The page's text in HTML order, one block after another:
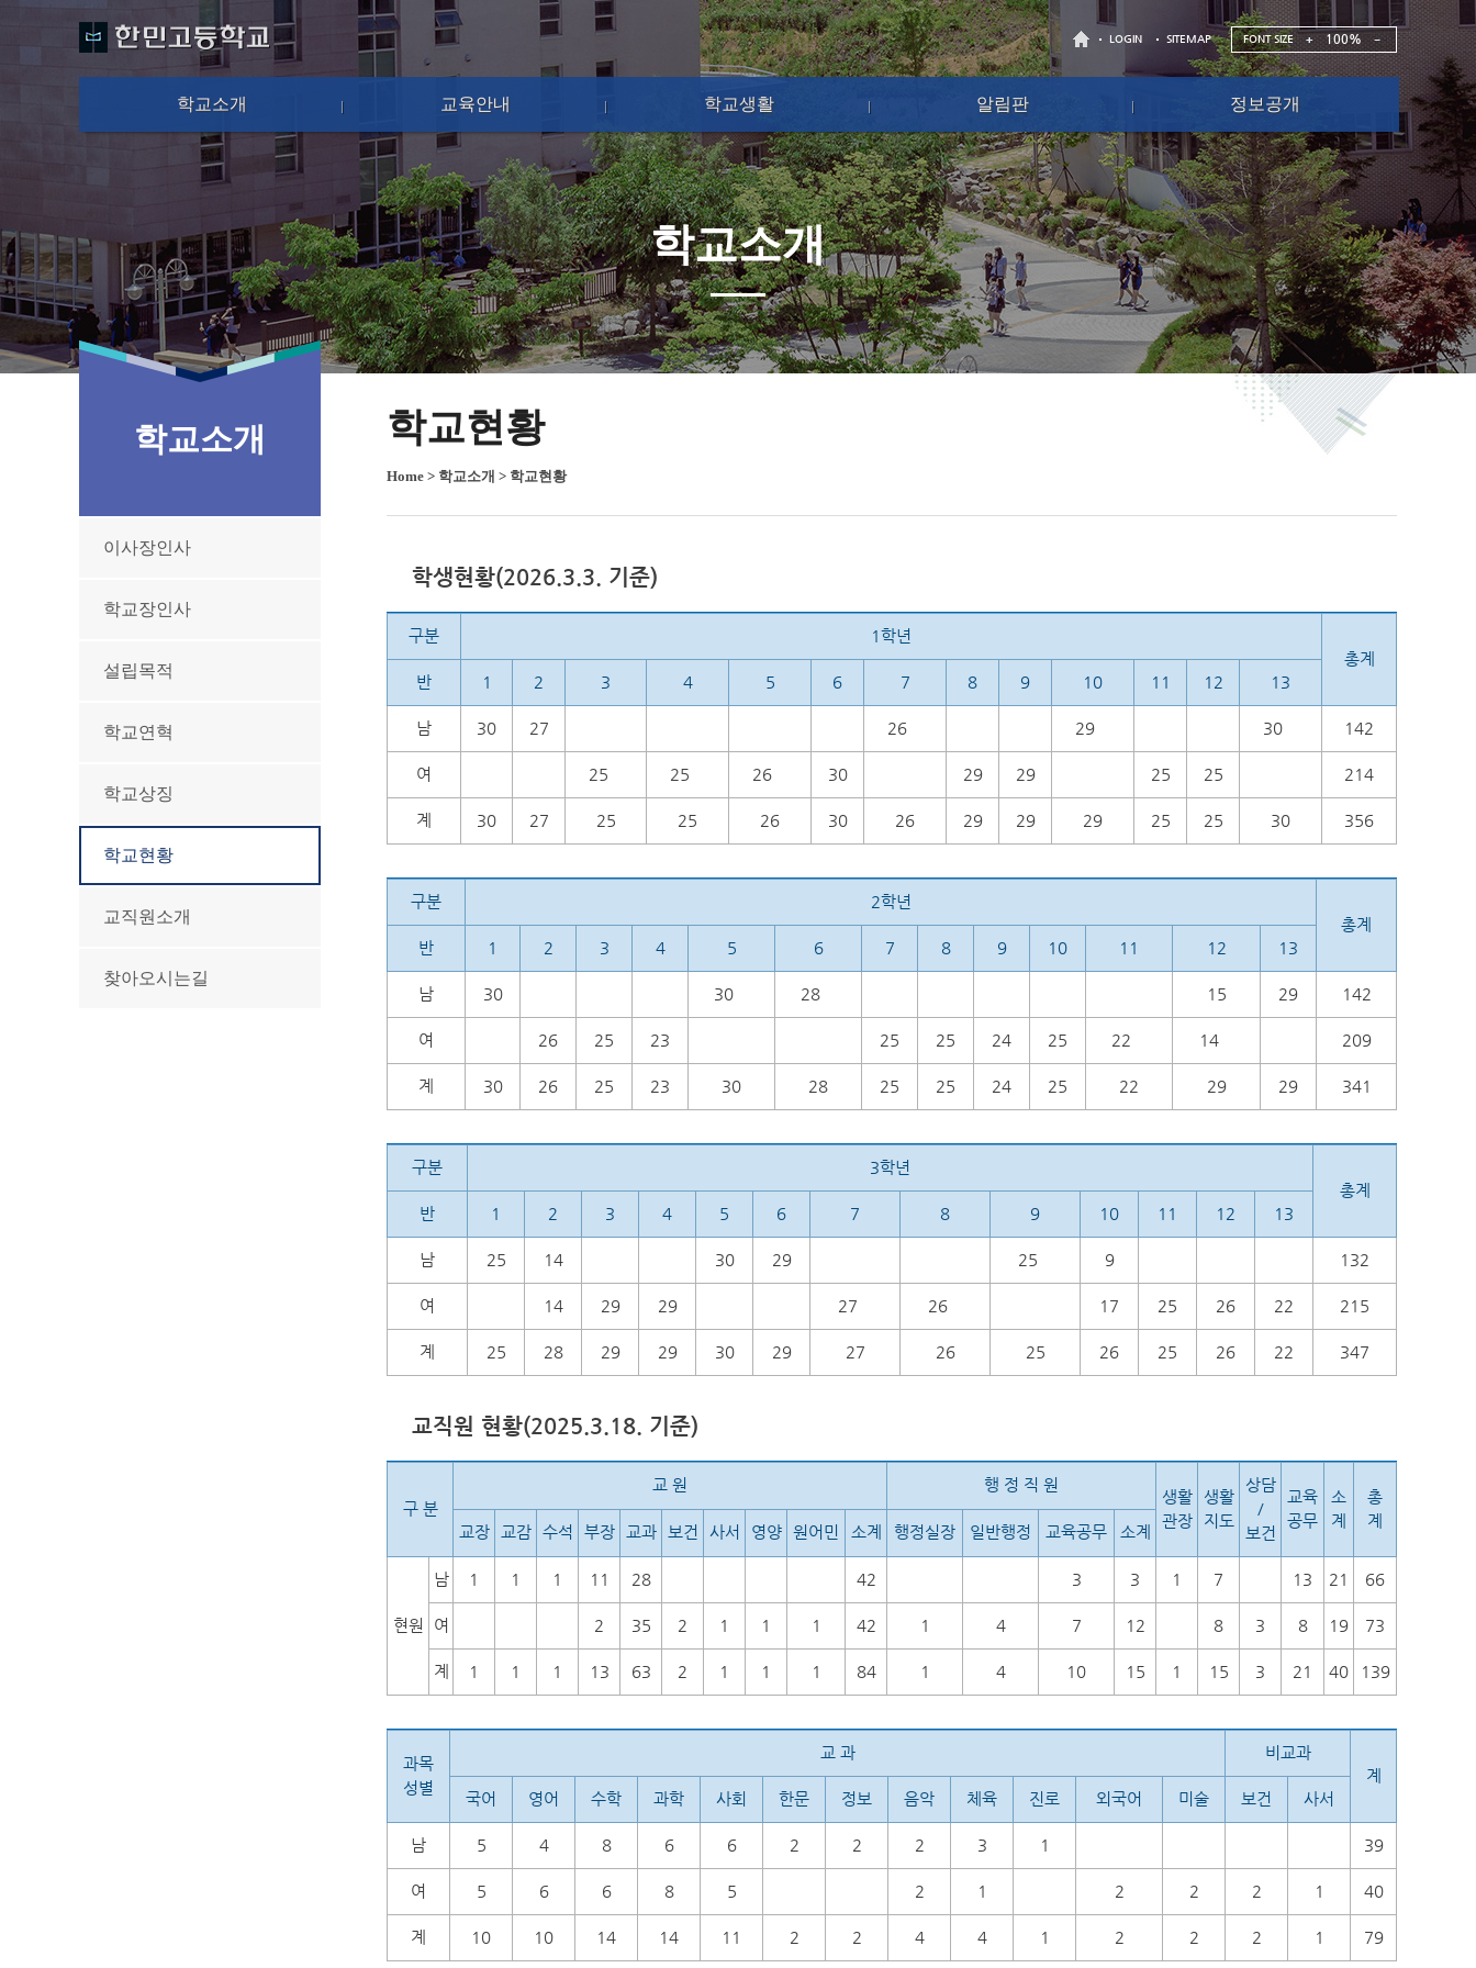
LOGIN SITEMAP FONT SIZE 100%
학교소개 교육안내 학교생활 알림판 정보공개
학교소개
학교소개
이사장인사
학교장인사
설립목적
학교연혁
학교상징
학교현황
교직원소개
찾아오시는길
Home > 학교소개 > 학교현황
학교현황
학생현황(2026.3.3. 기준)
구분
1학년
총계
반
1 2 3 4 5 6 7 8 9 10 11 12 13
남 30 27 26 29 30 142
여 25 25 26 30 29 29 25 25 214
계 30 27 25 25 26 30 26 29 29 29 25 25 30 356
구분
2학년
총계
반
1 2 3 4 5 6 7 8 9 10 11 12 13
남 30 30 28 15 29 142
여 26 25 23 25 25 24 25 22 14 209
계 30 26 25 23 30 28 25 25 24 25 22 29 29 341
구분
3학년
총계
반
1 2 3 4 5 6 7 8 9 10 11 12 13
남 25 14 30 29 25 9 132
여 14 29 29 27 26 17 25 26 22 215
계 25 28 29 29 30 29 27 26 25 26 25 26 22 347
교직원 현황(2025.3.18. 기준)
구 분
교 원 행 정 직 원
생활
관장
생활
지도
상담
/
보건
교육
공무
소
계
총
계
교장 교감 수석 부장 교과 보건 사서 영양 원어민 소계 행정실장 일반행정 교육공무 소계
현원
남 1 1 1 11 28 42 3 3 1 7 13 21 66
여 2 35 2 1 1 1 42 1 4 7 12 8 3 8 19 73
계 1 1 1 13 63 2 1 1 1 84 1 4 10 15 1 15 3 21 40 139
과목
성별
교 과
비교과
계
국어
영어 수학 과학 사회 한문 정보 음악 체육 진로 외국어 미술 보건 사서
남 5 4 8 6 6 2 2 2 3 1 39
여 5 6 6 8 5 2 1 2 2 2 1 40
계 10 10 14 14 11 2 2 4 4 1 2 2 2 1 79